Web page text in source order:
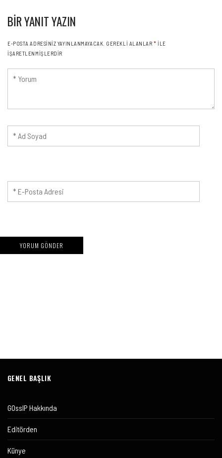
BIR YANIT YAZIN
E-POSTA ADRESINIZ YAYINLANMAYACAK. GEREKLI ALANLAR* ILE
IŞARETLENMIŞLERDIR
GENEL BAŞLIK
GOssIP Hakkında
Editörden
Künye